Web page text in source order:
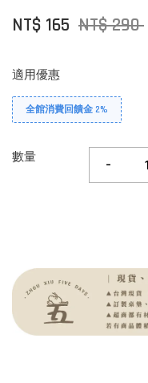
NT$ 165 NT$ 290
適用優惠
全館消費回饋金 2%
數量 -